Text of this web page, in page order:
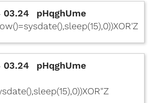
03.24
pHqghUme
03.24
pHqghUme